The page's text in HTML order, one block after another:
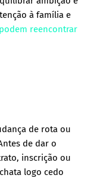
à família e
reencontrar
de rota ou
de dar o
inscrição ou
logo cedo